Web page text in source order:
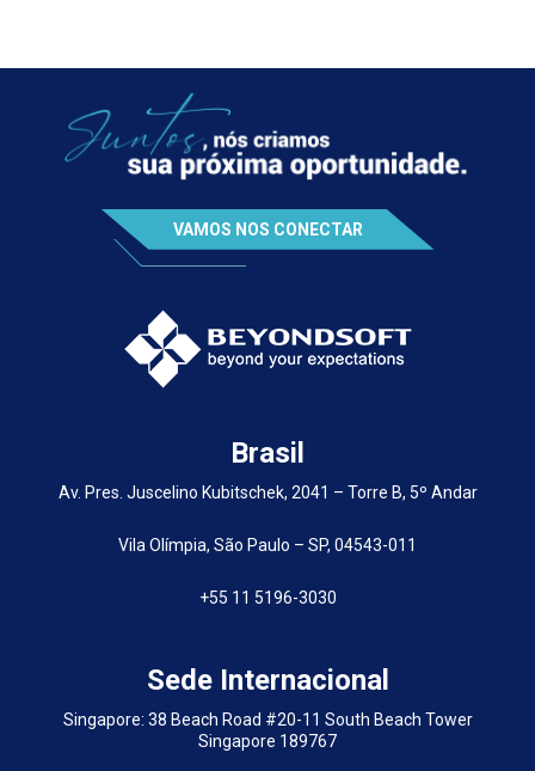
VAMOS NOS CONECTAR
Brasil
Av. Pres. Juscelino Kubitschek, 2041 – Torre B, 5º Andar
Vila Olímpia, São Paulo – SP, 04543-011
+55 11 5196-3030
Sede Internacional
Singapore: 38 Beach Road #20-11 South Beach Tower
Singapore 189767